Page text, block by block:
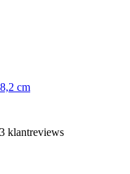
cm
klantreviews